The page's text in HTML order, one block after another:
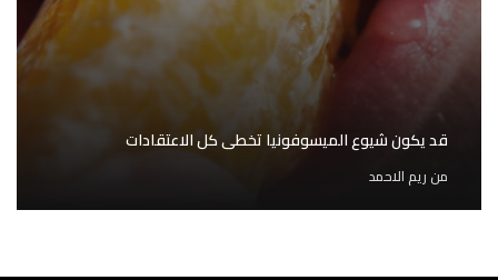
قد يكون شيوع الميسوفونيا تخطى كل الاعتقادات
من ريم الاحمد